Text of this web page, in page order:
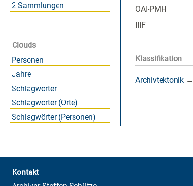
2 Sammlungen
Clouds
Personen
Jahre
Schlagwörter
Schlagwörter (Orte)
Schlagwörter (Personen)
OAI-PMH
IIIF
Klassifikation
Archivtektonik →
Kontakt